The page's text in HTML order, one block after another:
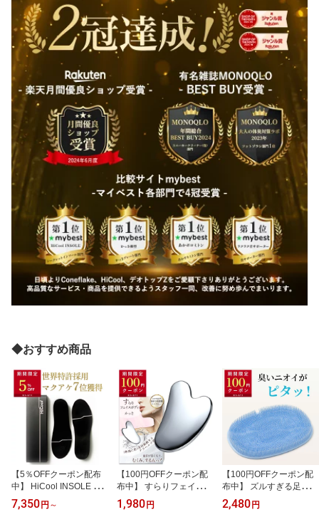
◆おすすめ商品
【5％OFFクーポン配布
中】 HiCool INSOLE ハ
イクール インソール 身
長アップ 特許により姿勢
7,350 円 ～
【100円OFFクーポン配
布中】 すらりフェイスボ
ディ かっさ むくみ スッ
キリするん カッサ かっ
1,980 円
【100円OFFクーポン配
布中】 ズルすぎる足臭ブ
ラシ くさ〜い足臭を撃退
足洗いマット フットブラ
2,480 円